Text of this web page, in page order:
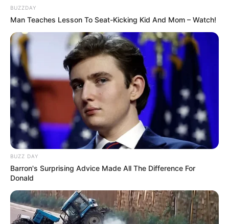
BUZZDAY
Man Teaches Lesson To Seat-Kicking Kid And Mom – Watch!
BUZZ DAY
Barron's Surprising Advice Made All The Difference For
Donald